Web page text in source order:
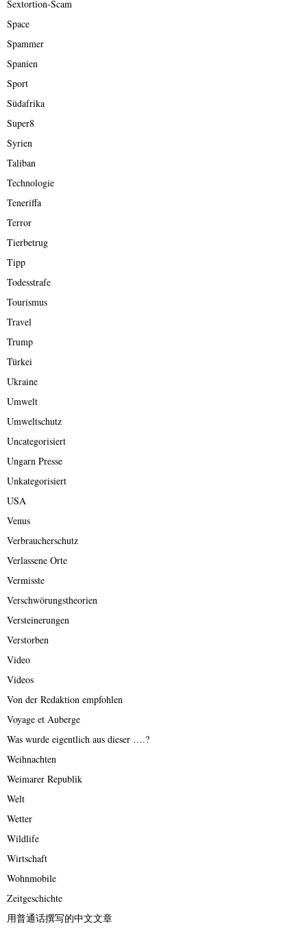
Sextortion-Scam
Space
Spammer
Spanien
Sport
Südafrika
Super8
Syrien
Taliban
Technologie
Teneriffa
Terror
Tierbetrug
Tipp
Todesstrafe
Tourismus
Travel
Trump
Türkei
Ukraine
Umwelt
Umweltschutz
Uncategorisiert
Ungarn Presse
Unkategorisiert
USA
Venus
Verbraucherschutz
Verlassene Orte
Vermisste
Verschwörungstheorien
Versteinerungen
Verstorben
Video
Videos
Von der Redaktion empfohlen
Voyage et Auberge
Was wurde eigentlich aus dieser ….?
Weihnachten
Weimarer Republik
Welt
Wetter
Wildlife
Wirtschaft
Wohnmobile
Zeitgeschichte
用普通话撰写的中文文章